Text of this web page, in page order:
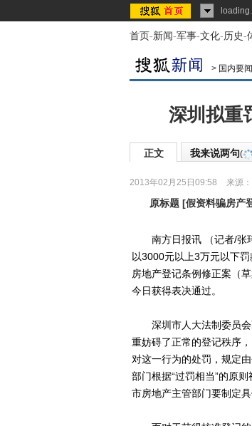
首页-新闻-军事-文化-历史-
> 国内要闻
深圳拟重
正文 我来说两句(
2013年02月25日09:58 来源：
原标题 [假资料骗房产
南方日报讯 （记者/张玮
以3000元以上3万元以下
房地产登记条例修正案（
今日获得表决通过。
深圳市人大法制委员会
重妨碍了正常的登记秩序
对这一行为的处罚，规定
部门根据“过罚相当”的原
市房地产主管部门要制定具